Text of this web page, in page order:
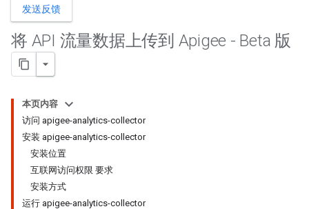
发送反馈
将 API 流量数据上传到 Apigee - Beta 版
本页内容
访问 apigee-analytics-collector
安装 apigee-analytics-collector
安装位置
互联网访问权限 要求
安装方式
运行 apigee-analytics-collector